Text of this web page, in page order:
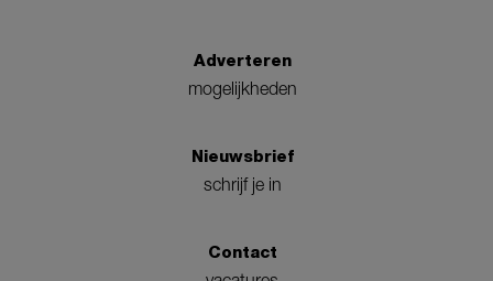
Adverteren
mogelijkheden
Nieuwsbrief
schrijf je in
Contact